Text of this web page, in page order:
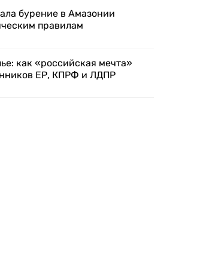
бурение в Амазонии
правилам
как «российская мечта»
ЕР, КПРФ и ЛДПР